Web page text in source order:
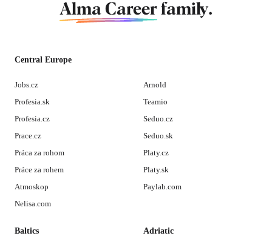
Alma Career family.
Central Europe
Jobs.cz
Profesia.sk
Profesia.cz
Prace.cz
Práca za rohom
Práce za rohem
Atmoskop
Nelisa.com
Arnold
Teamio
Seduo.cz
Seduo.sk
Platy.cz
Platy.sk
Paylab.com
Baltics Adriatic